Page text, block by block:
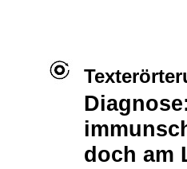
doch am